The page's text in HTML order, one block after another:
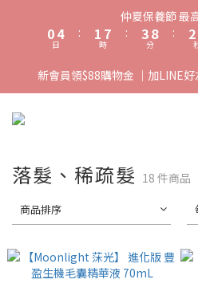
仲夏保養節 最
04
3
2
1
日
:
1
0
7
6
5
4
時
:
4
3
2
1
0
9
8
7
6
5
0
分
:
3
2
1
0
新會員領$88購物金 ｜加LINE
落髮、稀疏髮 18 件商品
商品排序